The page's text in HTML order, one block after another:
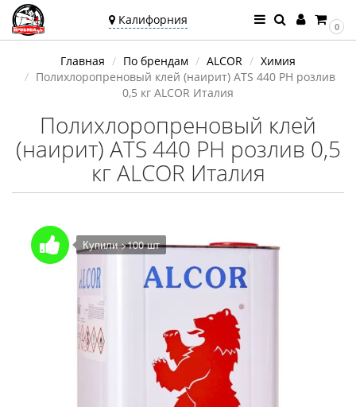
Калифорния
Ваш город —
Калифорния
Угадали?
0
Главная По брендам ALCOR
Химия
Полихлоропреновый клей (наирит) ATS 440 PH розлив
0,5 кг ALCOR Италия
Полихлоропреновый клей
(наирит) ATS 440 PH розлив 0,5
кг ALCOR Италия
Купили >100 шт